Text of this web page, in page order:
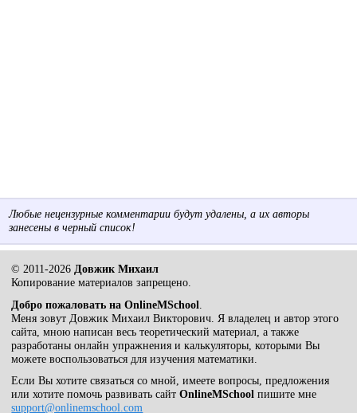
Любые нецензурные комментарии будут удалены, а их авторы
занесены в черный список!
© 2011-2026 Довжик Михаил
Копирование материалов запрещено.
Добро пожаловать на OnlineMSchool
Меня зовут Довжик Михаил Викторович. Я владелец и автор этого
сайта, мною написан весь теоретический материал, а также
разработаны онлайн упражнения и калькуляторы, которыми Вы
можете воспользоваться для изучения математики.
Если Вы хотите связаться со мной, имеете вопросы, предложения
или хотите помочь развивать сайтOnlineMSchool пишите мне
support@onlinemschool.com